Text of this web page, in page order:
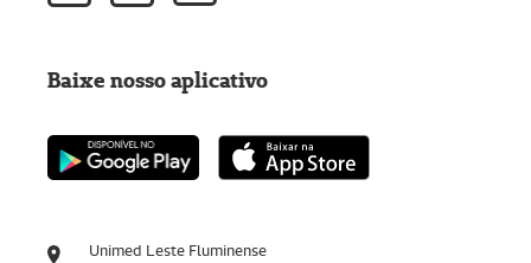
Unimed Leste Fluminense
Baixe nosso aplicativo